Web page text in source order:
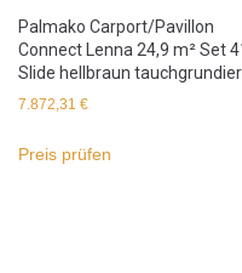
Palmako Carport/Pavillon
Connect Lenna 24,9 m² Set
Slide hellbraun
7.872,31 €
Preis prüfen